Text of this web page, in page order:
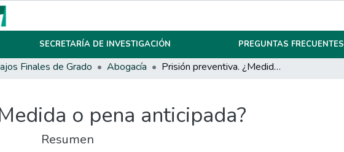
SECRETARÍA DE INVESTIGACIÓN PREGUNTAS FRECUENTES
Finales de Grado Abogacía Prisión preventiva. ¿Medida o pena anticipada?
o pena anticipada?
Resumen